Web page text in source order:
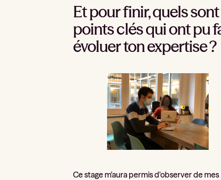
Et pour finir, quels
points clés qui ont pu
évoluer ton expertise ?
Ce stage m'aura permis d'observer de mes